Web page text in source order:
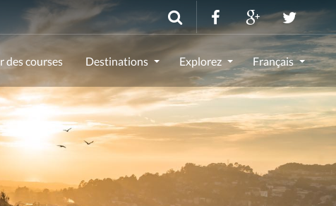
des courses Destinations Explorez Français